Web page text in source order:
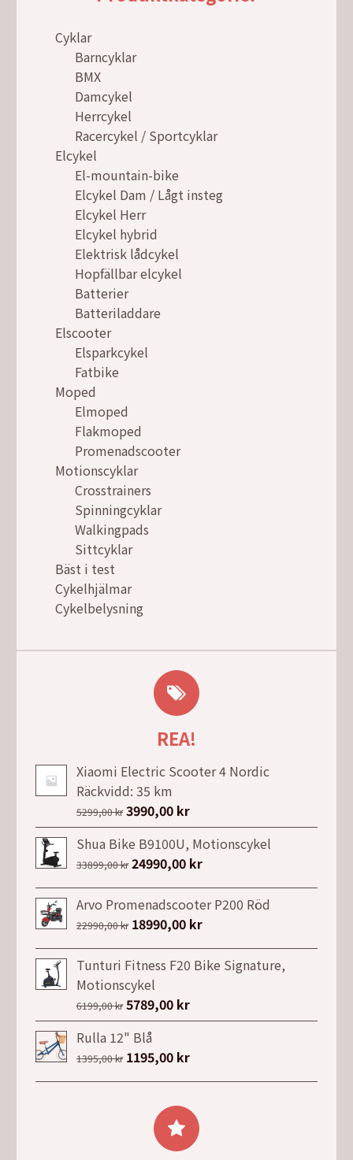
Cyklar
Barncyklar
BMX
Damcykel
Herrcykel
Racercykel / Sportcyklar
Elcykel
El-mountain-bike
Elcykel Dam / Lågt insteg
Elcykel Herr
Elcykel hybrid
Elektrisk lådcykel
Hopfällbar elcykel
Batterier
Batteriladdare
Elscooter
Elsparkcykel
Fatbike
Moped
Elmoped
Flakmoped
Promenadscooter
Motionscyklar
Crosstrainers
Spinningcyklar
Walkingpads
Sittcyklar
Bäst i test
Cykelhjälmar
Cykelbelysning
REA!
Xiaomi Electric Scooter 4 Nordic
Räckvidd: 35 km
5299,00kr Det
ursprungliga
priset
var:
5299,00 kr.
3990,00 krDet
nuvarande
priset
är:
3990,00 kr.
Shua Bike B9100U, Motionscykel
33899,00kr Det
ursprungliga
priset
var:
24990,00 krDet
nuvarande
priset
är:
Arvo Promenadscooter P200 Röd
22990,00kr Det
ursprungliga
priset
var:
22990,00 kr.
18990,00 krDet
nuvarande
priset
Tunturi Fitness F20 Bike Signature,
Motionscykel
6199,00kr Det
ursprungliga
priset
var:
6199,00 kr.
5789,00 krDet
nuvarande
är:
5789,00 kr.
Rulla 12" Blå
1395,00kr Det
ursprungliga
1395,00 kr.
1195,00 krDet
nuvarande
är:
1195,00 kr.